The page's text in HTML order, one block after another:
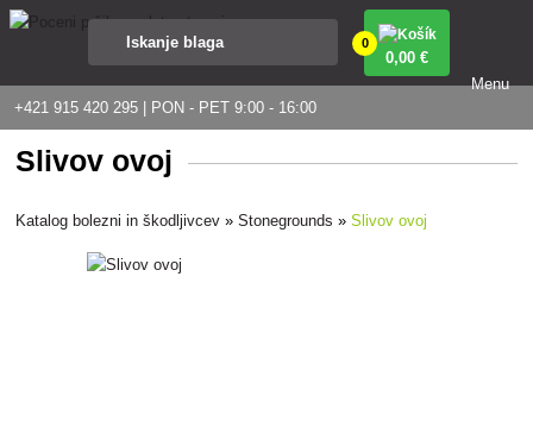
+421 915 420 295 | PON - PET 9:00 - 16:00
0
0,00 €
Menu
Slivov ovoj
Katalog bolezni in škodljivcev »Stonegrounds »Slivov ovoj